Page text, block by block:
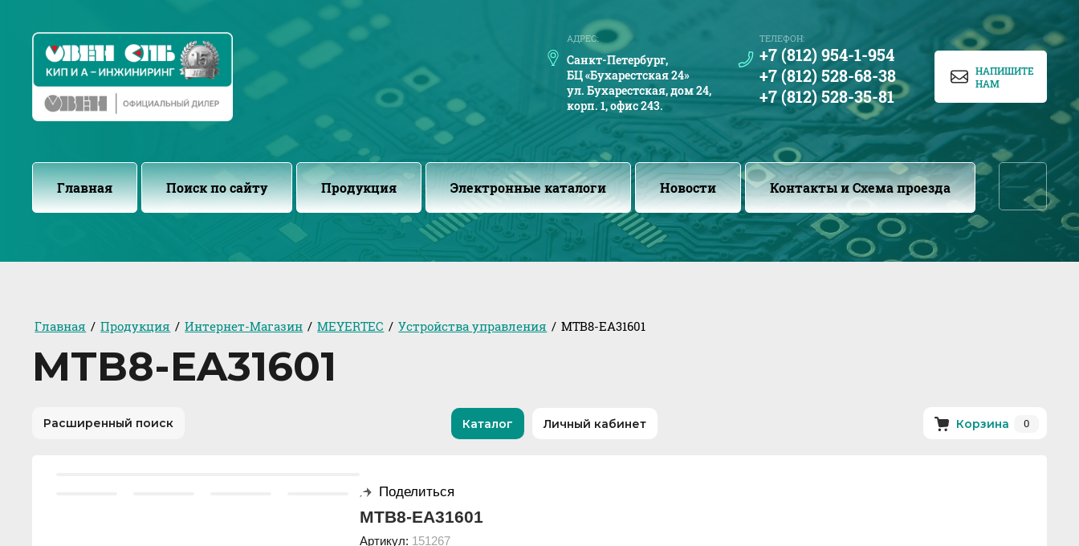
АДРЕС:
Санкт-Петербург,
БЦ «Бухарестская 24»
ул. Бухарестская, дом 24,
корп. 1, офис 243.
ТЕЛЕФОН:
+7 (812) 954-1-954
+7 (812) 528-68-38
+7 (812) 528-35-81
НАПИШИТЕ
НАМ
Главная Поиск по сайту Продукция Электронные каталоги Новости Контакты и Схема проезда ...
Главная / Продукция / Интернет-Магазин / MEYERTEC / Устройства управления / MTB8-EA31601
MTB8-EA31601
Расширенный поиск Каталог Личный кабинет Корзина 0
Поделиться
MTB8-EA31601
Артикул: 151267